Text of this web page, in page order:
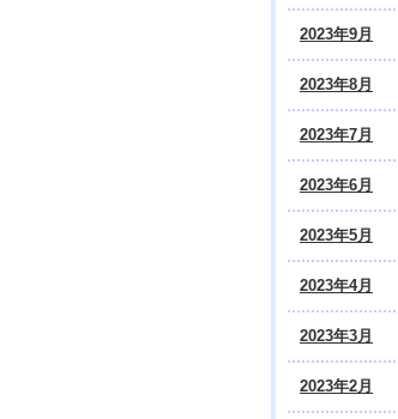
2023年9月
2023年8月
2023年7月
2023年6月
2023年5月
2023年4月
2023年3月
2023年2月